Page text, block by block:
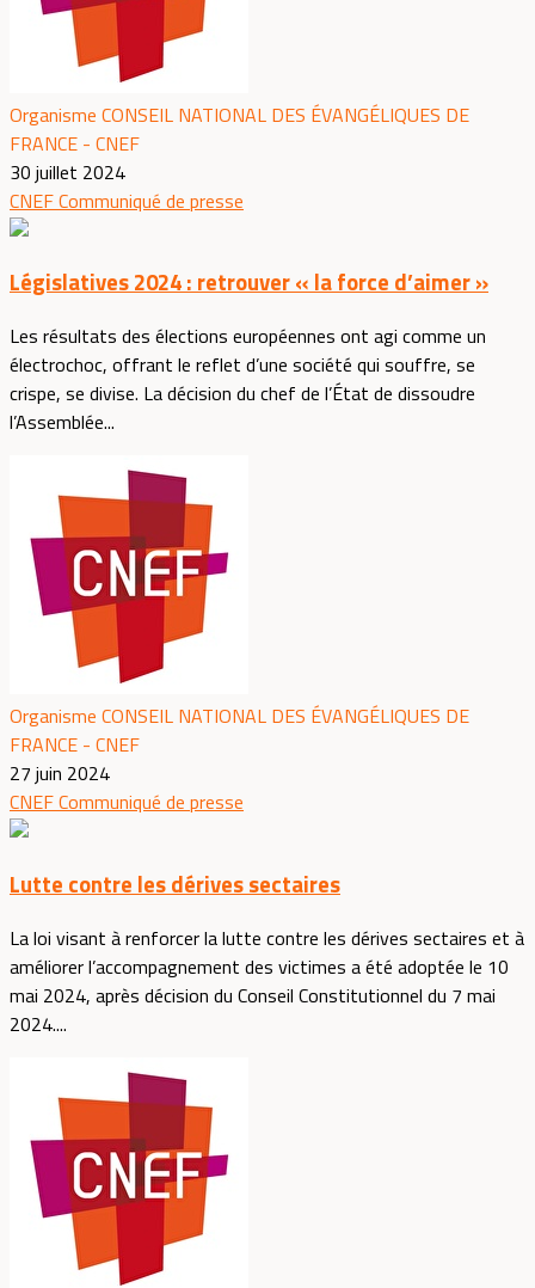
Organisme CONSEIL NATIONAL DES ÉVANGÉLIQUES DE
FRANCE - CNEF
30 juillet 2024
CNEFCommuniqué de presse
Législatives 2024 : retrouver « la force d’aimer »
Les résultats des élections européennes ont agi comme un
électrochoc, offrant le reflet d’une société qui souffre, se
crispe, se divise. La décision du chef de l’État de dissoudre
l’Assemblée...
Organisme CONSEIL NATIONAL DES ÉVANGÉLIQUES DE
FRANCE - CNEF
27 juin 2024
CNEFCommuniqué de presse
Lutte contre les dérives sectaires
La loi visant à renforcer la lutte contre les dérives sectaires et à
améliorer l’accompagnement des victimes a été adoptée le 10
mai 2024, après décision du Conseil Constitutionnel du 7 mai
2024....